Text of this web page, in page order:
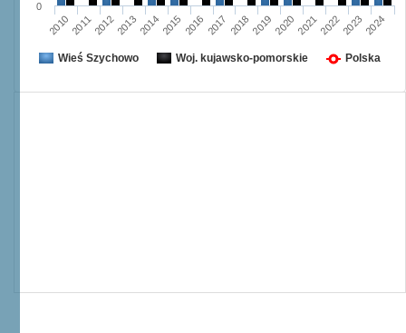
201020112012201320142015 2016 2017 2018201920202021202220232024
0
Wieś Szychowo Woj. kujawsko-pomorskie Polska